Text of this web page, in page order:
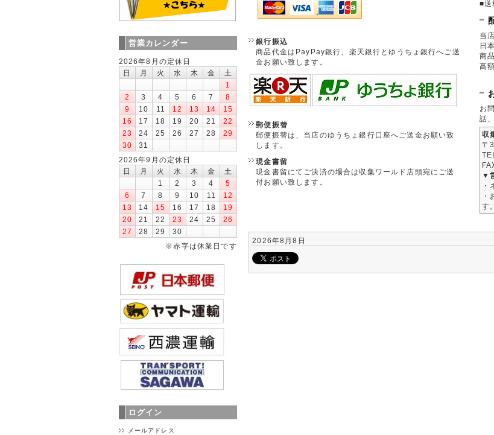
銀行振込
商品代金はPayPay銀行、楽天銀行とゆうちょ銀行へご送
金お願い致します。
郵便振替
郵便振替は、当店のゆうちょ銀行口座へご送金お願い致
します。
現金書留
現金書留にてご決済の場合は収集ワールド店頭宛にご送
付お願い致します。
■送
当
日
商
高
お
話
収
〒
▼
・
す。
2026年8月8日
営業カレンダー
2026年8月の定休日
日
月 火 水 木 金
土
1
2
3 4 5 6 7
8
9
10 11 12 13 14
15
16
17 18 19 20 21
22
23
24 25 26 27 28
29
30
31
2026年9月の定休日
日
月 火 水 木 金
土
1
2 3 4
5
6
7 8 9 10 11
12
13
14 15 16 17 18
19
20
21 22 23 24 25
26
27
28 29
30
※赤字は休業日です
ログイン
メールアドレス